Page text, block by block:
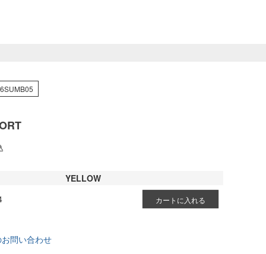
YELLOW
カートに入れる
問い合わせ